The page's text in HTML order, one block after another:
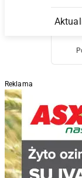
Reklama